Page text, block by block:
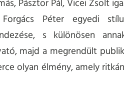
Pásztor Pál, Vicei Zsolt
Péter egyedi
s különösen
majd a megrendült
olyan élmény, amely